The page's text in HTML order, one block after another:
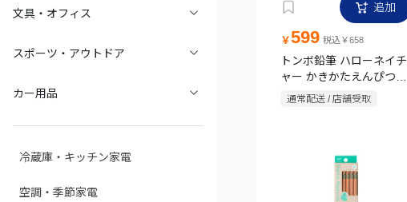
文具・オフィス
スポーツ・アウトドア
カー用品
冷蔵庫・キッチン家電
空調・季節家電
追加
￥599 税込￥658
トンボ鉛筆 ハローネイチ
ャー かきかたえんぴつ
2B 12本入 ハンドウイル
通常配送 / 店舗受取